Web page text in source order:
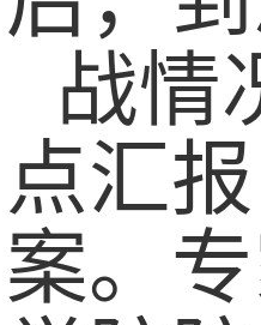
战情
点汇
案。